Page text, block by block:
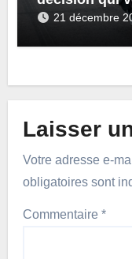
les plans
21 décembre
Laisser
Votre adresse e-
obligatoires sont
Commentaire *